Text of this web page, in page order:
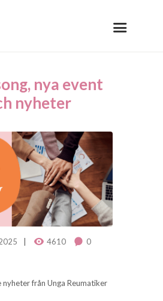
nya event
nyheter
4610
0
från Unga Reumatiker